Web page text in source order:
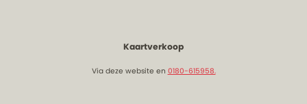
Kaartverkoop
Via deze website en 0180-615958.